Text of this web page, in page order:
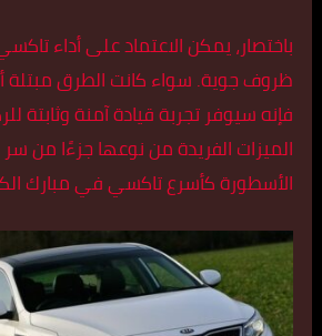
باختصار، يمكن الاعتماد على أداء
ظروف جوية. سواء كانت الطرق مبتلة
فإنه سيوفر تجربة قيادة آمنة وثابتة
الميزات الفريدة من نوعها جزءًا من
الأسطورة كأسرع تاكسي في مبارك